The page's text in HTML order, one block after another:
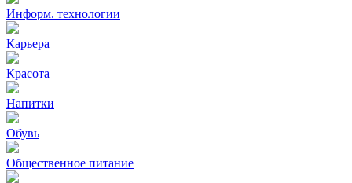
Информ. технологии
Карьера
Красота
Напитки
Обувь
Общественное питание